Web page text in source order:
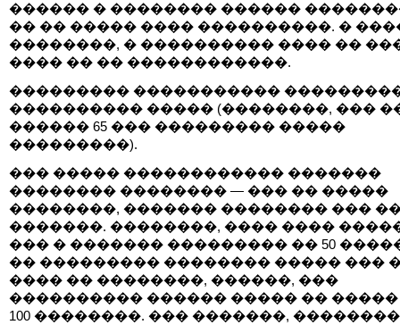
������ � �������� ������
�� �� ����� ���� ����������. �
��������, � ���������� ���� ��
���� �� �� ������������.
��������� �����������
���������� ����� (��������, ���
������ 65 ��� ��������� �����
���������).
��� ����� ������������ �������
�������� �������� — ��� �� �����
��������, ������� �������� ���
�������. ��������, ���� ����
��� � ������� ��������� �� 50
�� ��������� �������� ����� ���
���� �� ��������, ������, ���
���������� ������ ����� ��
100 ��������. ��� �������, ��������